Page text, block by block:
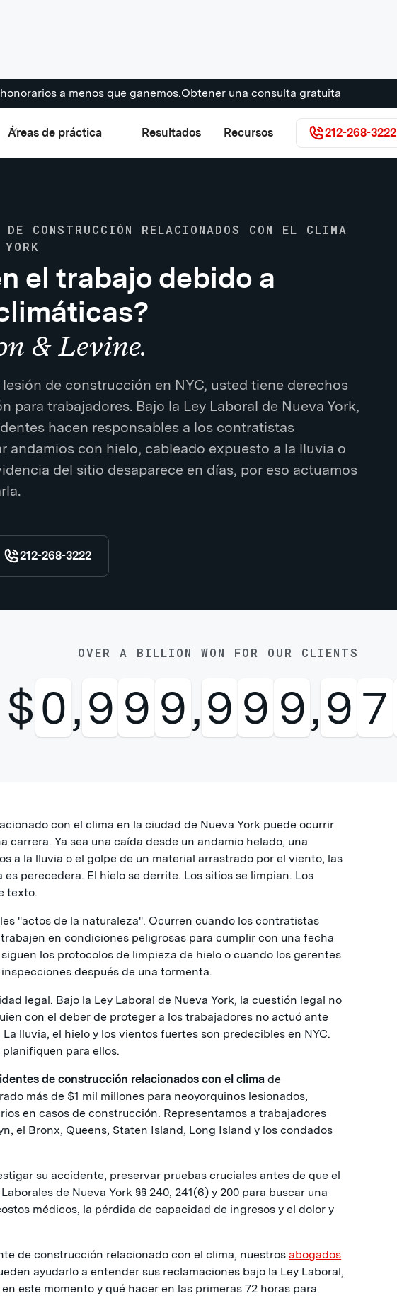
a menos que ganemos.Obtener una consulta gratuita
Áreas de práctica Resultados Recursos 212-268-3222
DE CONSTRUCCIÓN RELACIONADOS CON EL CLIMA
el trabajo debido a
& Levine.
de construcción en NYC, usted tiene derechos
para trabajadores. Bajo la Ley Laboral de Nueva York,
hacen responsables a los contratistas
andamios con hielo, cableado expuesto a la lluvia o
del sitio desaparece en días, por eso actuamos
212-268-3222
OVER A BILLION WON FOR OUR CLIENTS
$ 1 ,0 0 0,0 0 0,0 0
con el clima en la ciudad de Nueva York puede ocurrir
carrera. Ya sea una caída desde un andamio helado, una
a la lluvia o el golpe de un material arrastrado por el viento, las
perecedera. El hielo se derrite. Los sitios se limpian. Los
texto.
"actos de la naturaleza". Ocurren cuando los contratistas
en condiciones peligrosas para cumplir con una fecha
los protocolos de limpieza de hielo o cuando los gerentes
después de una tormenta.
legal. Bajo la Ley Laboral de Nueva York, la cuestión legal no
con el deber de proteger a los trabajadores no actuó ante
lluvia, el hielo y los vientos fuertes son predecibles en NYC.
para ellos.
de construcción relacionados con el clima de
más de $1 mil millones para neoyorquinos lesionados,
en casos de construcción. Representamos a trabajadores
el Bronx, Queens, Staten Island, Long Island y los condados
su accidente, preservar pruebas cruciales antes de que el
de Nueva York §§ 240, 241(6) y 200 para buscar una
médicos, la pérdida de capacidad de ingresos y el dolor y
de construcción relacionado con el clima, nuestrosabogados
ayudarlo a entender sus reclamaciones bajo la Ley Laboral,
este momento y qué hacer en las primeras 72 horas para